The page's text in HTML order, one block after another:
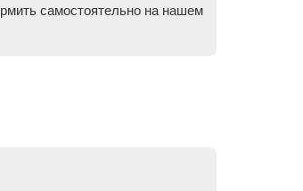
самостоятельно на нашем